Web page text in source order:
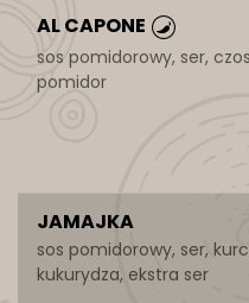
AL CAPONE
sos pomidorowy, ser,
pomidor
JAMAJKA
sos pomidorowy, ser,
kukurydza, ekstra ser